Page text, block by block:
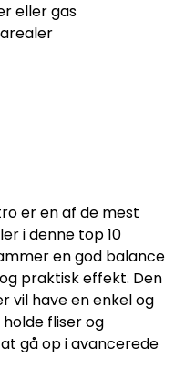
eller gas
er en af de mest
i denne top 10
en god balance
praktisk effekt. Den
vil have en enkel og
fliser og
gå op i avancerede